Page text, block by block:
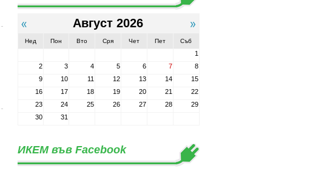
Август 2026
Нед Пон Вто Сря Чет Пет Съб
1
2
3 4 5 6 7
8
9
10 11 12 13 14
15
16
17 18 19 20 21
22
23
24 25 26 27 28
29
30
31
ИКЕМ във Facebook